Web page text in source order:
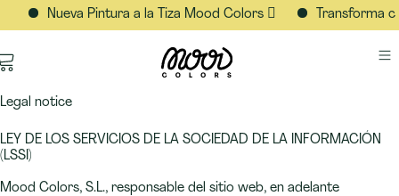
Nueva Pintura a la Tiza Mood Colors 🫟 Transforma
Legal notice
LEY DE LOS SERVICIOS DE LA SOCIEDAD DE LA INFORMACIÓN
(LSSI)
Mood Colors, S.L., responsable del sitio web, en adelante